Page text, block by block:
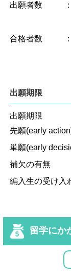
出願者数 ：
合格者数 ：
出願期限
出願期限
先願(early
単願(early
補欠の有無
編入生の受け入
留学にか